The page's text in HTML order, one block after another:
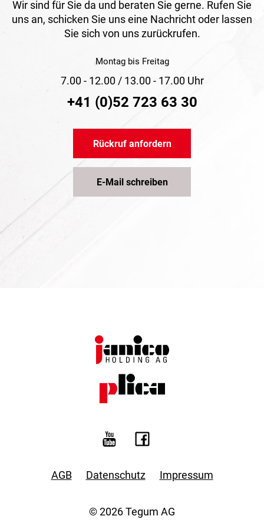
Wir sind für Sie da und beraten Sie gerne. Rufen Sie
uns an, schicken Sie uns eine Nachricht oder lassen
Sie sich von uns zurückrufen.
Montag bis Freitag
7.00 - 12.00 / 13.00 - 17.00 Uhr
+41 (0)52 723 63 30
Rückruf anfordern
E-Mail schreiben
AGB Datenschutz Impressum
© 2026 Tegum AG